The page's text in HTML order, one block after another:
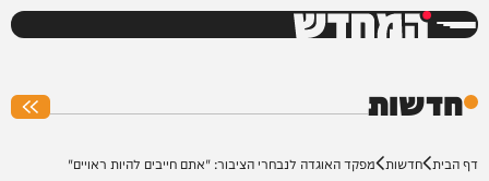
המחדש
חדשות
דף הבית חדשות מפקד האוגדה לנבחרי הציבור: "אתם חייבים להיות ראויים"